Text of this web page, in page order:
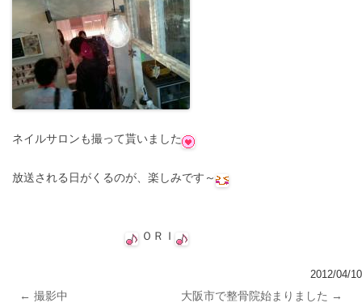
ネイルサロンも撮って貰いました
放送される日がくるのが、楽しみです～
ＯＲＩ
2012/04/10
← 撮影中 大阪市で整骨院始まりました →